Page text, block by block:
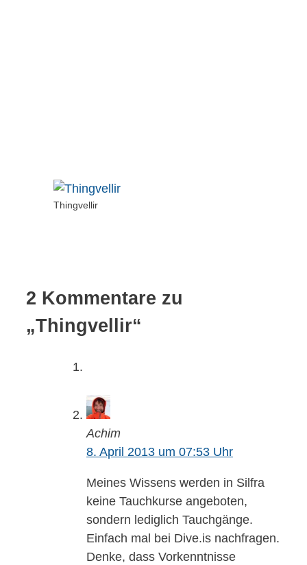
Thingvellir
2 Kommentare zu
„Thingvellir“
Achim
8. April 2013 um 07:53 Uhr
Meines Wissens werden in Silfra
keine Tauchkurse angeboten,
sondern lediglich Tauchgänge.
Einfach mal bei Dive.is nachfragen.
Denke, dass Vorkenntnisse